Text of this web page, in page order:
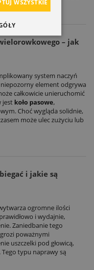
– jak
system naczyń
element odgrywa
całkowicie unieruchomić
jest koło pasowe,
Choć wygląda solidnie,
może ulec zużyciu lub
i jakie są
ogromne ilości
i wydajnie,
Zaniedbanie tego
poważnymi
uszczelki pod głowicą,
Tego typu naprawy są
WSZYSTKIE